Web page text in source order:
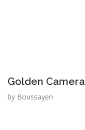
Golden Camera
by Boussayen